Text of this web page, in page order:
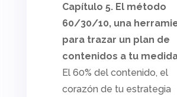
Capítulo 5. El método
60/30/10, una
para trazar un plan de
contenidos a tu
El 60% del contenido, el
corazón de tu estrategia